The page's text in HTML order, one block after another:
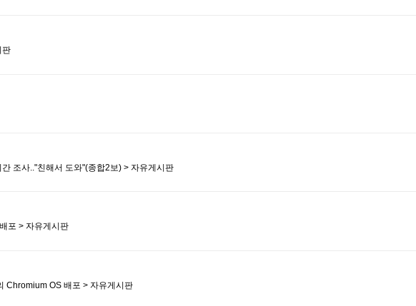
판
조사.."친해서 도와"(종합2보) > 자유게시판
포 > 자유게시판
Chromium OS 배포 > 자유게시판